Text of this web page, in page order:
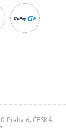
Praha 6, ČESKÁ